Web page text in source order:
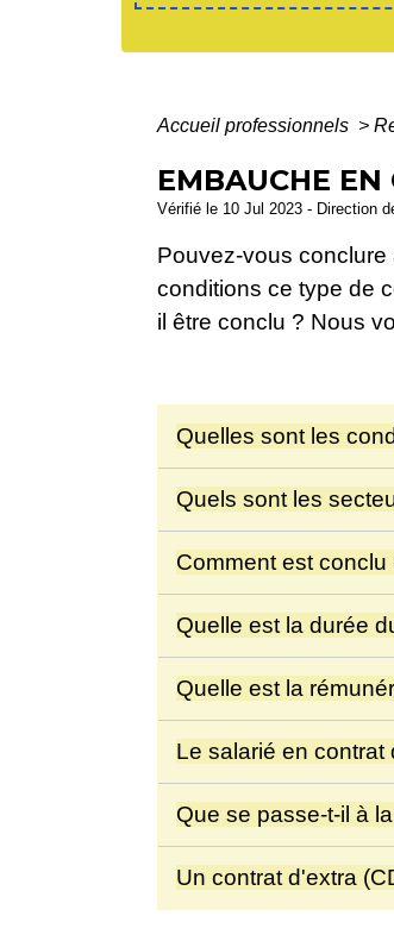
Accueil professionnels >
EMBAUCHE
Vérifié le 10 Jul 2023 - Direction
Pouvez-vous
conditions ce type de
il être conclu ? Nous
Quelles sont les
Quels sont les
Comment est
Quelle est la durée
Quelle est la
Le salarié en
Que se passe-t-il à
Un contrat d'extra